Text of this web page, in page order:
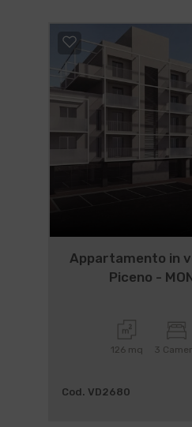
Appartamento in
Piceno -
126 mq 3
Cod. VD2680